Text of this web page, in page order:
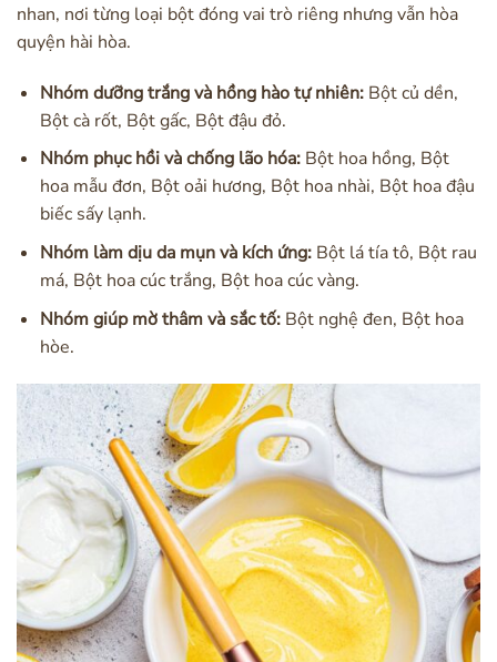
nhan, nơi từng loại bột đóng vai trò riêng nhưng vẫn hòa
quyện hài hòa.
Nhóm dưỡng trắng và hồng hào tự nhiên:Bột củ dền,
Bột cà rốt, Bột gấc, Bột đậu đỏ.
Nhóm phục hồi và chống lão hóa: Bột hoa hồng, Bột
hoa mẫu đơn, Bột oải hương, Bột hoa nhài, Bột hoa đậu
biếc sấy lạnh.
Nhóm làm dịu da mụn và kích ứng:Bột lá tía tô, Bột rau
má, Bột hoa cúc trắng, Bột hoa cúc vàng.
Nhóm giúp mờ thâm và sắc tố:Bột nghệ đen, Bột hoa
hòe.